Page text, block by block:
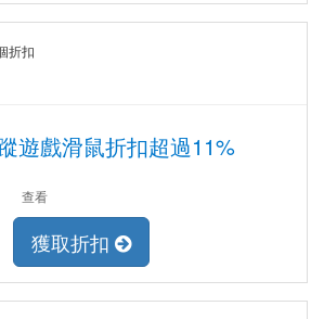
折扣
遊戲滑鼠折扣超過11%
查看
獲取折扣